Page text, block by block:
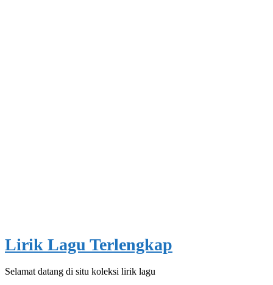
Lirik Lagu Terlengkap
Selamat datang di situ koleksi lirik lagu